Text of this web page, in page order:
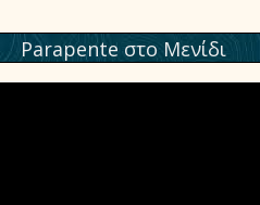
Parapente στο Μενίδι